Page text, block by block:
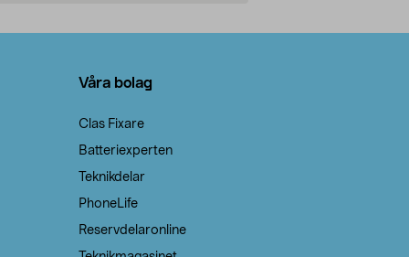
Våra bolag
Clas Fixare
Batteriexperten
Teknikdelar
PhoneLife
Reservdelaronline